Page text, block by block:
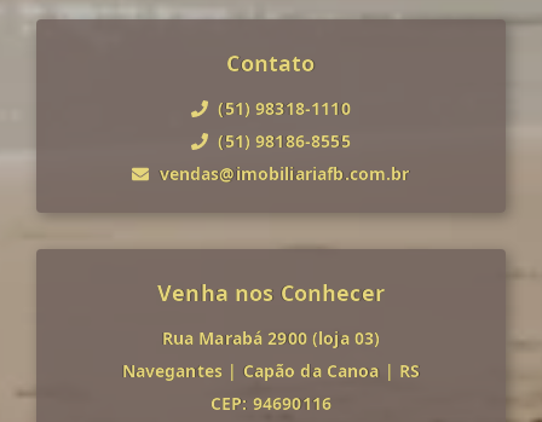
Contato
(51) 98318-1110
(51) 98186-8555
vendas@imobiliariafb.com.br
Venha nos Conhecer
Rua Marabá 2900 (loja 03)
Navegantes | Capão da Canoa | RS
CEP: 94690116